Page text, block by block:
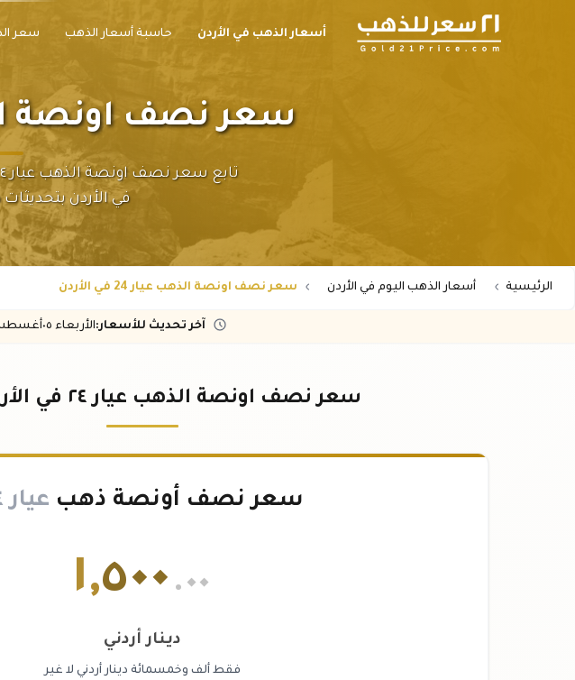
أسعار الذهب في الأردن حاسبة أسعار الذهب سعر
سعر نصف اونصة الذهب
في الأردن بتحديثات
الرئيسية أسعار الذهب اليوم في الأردن سعر نصف اونصة الذهب عيار 24 في الأردن
آخر تحديث للأسعار:الأربعاء ٠٥
سعر نصف اونصة الذهب عيار ٢٤ في الأردن اليوم
سعر نصف أونصة ذهب عيار ٢٤
١,٥٠٠ .٠٠
دينار أردني
فقط ألف وخمسمائة دينار أردني لا غير